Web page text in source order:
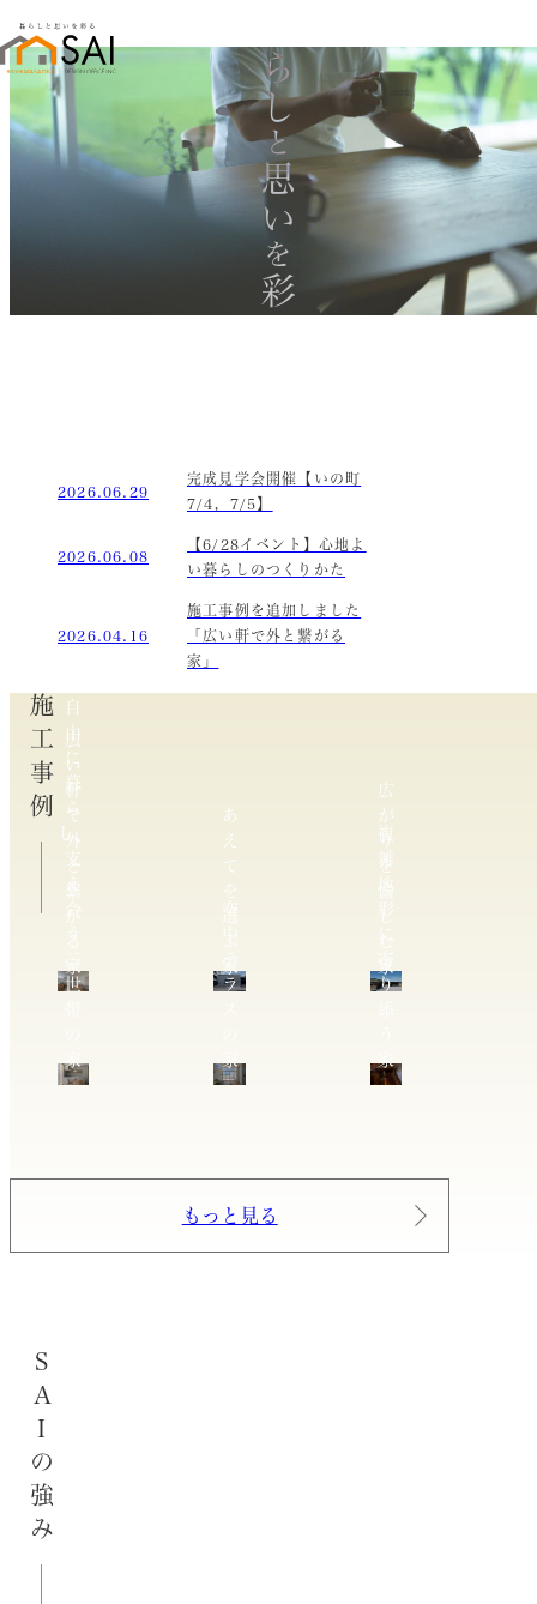
暮らし
と
思い
を
彩る
2026.06.29
完成見学会開催【いの町
7/4，7/5】
2026.06.08
【6/28イベント】心地よ
い暮らしのつくりかた
2026.04.16
施工事例を追加しました
「広い軒で外と繋がる
家」
施工事例
広
い
軒
で
外
と
繋
が
る
あ
え
て
を
選
広
が
り
を
愉
し
自
由
に
暮
ら
し、
支
え
合
う
世
家
空
ラ
家
複
雑
地
形
り
家
もっと見る
SAIの強み